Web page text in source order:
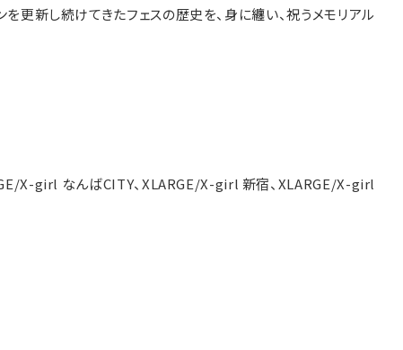
新し続けてきたフェスの歴史を、身に纏い、祝うメモリアル
X-girl なんばCITY、XLARGE/X-girl 新宿、XLARGE/X-girl